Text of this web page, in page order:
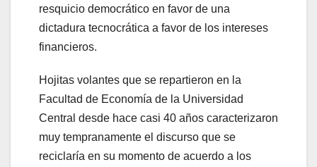
resquicio democrático en favor de una
dictadura tecnocrática a favor de los intereses
financieros.
Hojitas volantes que se repartieron en la
Facultad de Economía de la Universidad
Central desde hace casi 40 años caracterizaron
muy tempranamente el discurso que se
reciclaría en su momento de acuerdo a los